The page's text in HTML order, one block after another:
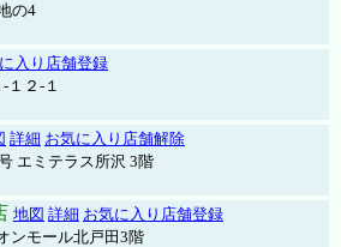
の4
入り店舗登録
１２-１
詳細 お気に入り店舗解除
エミテラス所沢 3階
地図 詳細 お気に入り店舗登録
ンモール北戸田3階